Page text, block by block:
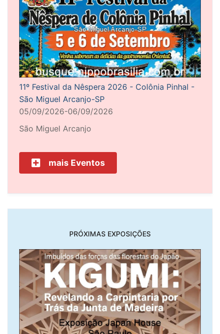
11º Festival da Nêspera 2026 - Colônia Pinhal -
São Miguel Arcanjo-SP
05/09/2026-06/09/2026
São Miguel Arcanjo
mais Eventos
PRÓXIMAS EXPOSIÇÕES